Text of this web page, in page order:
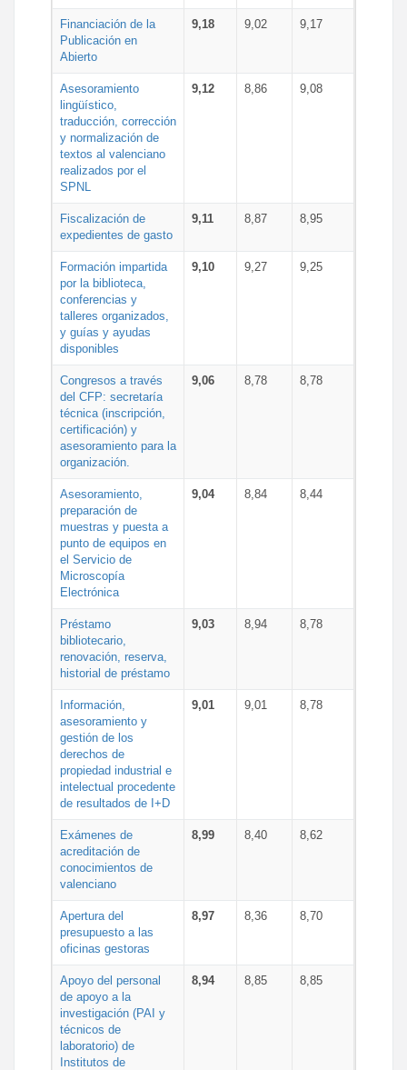
Financiación de la
Publicación en
Abierto
9,18 9,02 9,17
Asesoramiento
lingüístico,
traducción, corrección
y normalización de
textos al valenciano
realizados por el
SPNL
9,12 8,86 9,08
Fiscalización de
expedientes de gasto
9,11 8,87 8,95
Formación impartida
por la biblioteca,
conferencias y
talleres organizados,
y guías y ayudas
disponibles
9,10 9,27 9,25
Congresos a través
del CFP: secretaría
técnica (inscripción,
certificación) y
asesoramiento para la
organización.
9,06 8,78 8,78
Asesoramiento,
preparación de
muestras y puesta a
punto de equipos en
el Servicio de
Microscopía
Electrónica
9,04 8,84 8,44
Préstamo
bibliotecario,
renovación, reserva,
historial de préstamo
9,03 8,94 8,78
Información,
asesoramiento y
gestión de los
derechos de
propiedad industrial e
intelectual procedente
de resultados de I+D
9,01 9,01 8,78
Exámenes de
acreditación de
conocimientos de
valenciano
8,99 8,40 8,62
Apertura del
presupuesto a las
oficinas gestoras
8,97 8,36 8,70
Apoyo del personal
de apoyo a la
investigación (PAI y
técnicos de
laboratorio) de
Institutos de
8,94 8,85 8,85